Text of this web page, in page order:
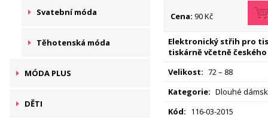
Svatební móda
Těhotenská móda
MÓDA PLUS
DĚTI
Cena: 90 Kč
Elektronický střih pro
tiskárně včetně českého
Velikost: 72 – 88
Kategorie: Dlouhé
Kód: 116-03-2015